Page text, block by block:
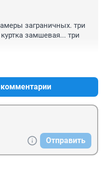
заграничных. три
замшевая... три
Отправить